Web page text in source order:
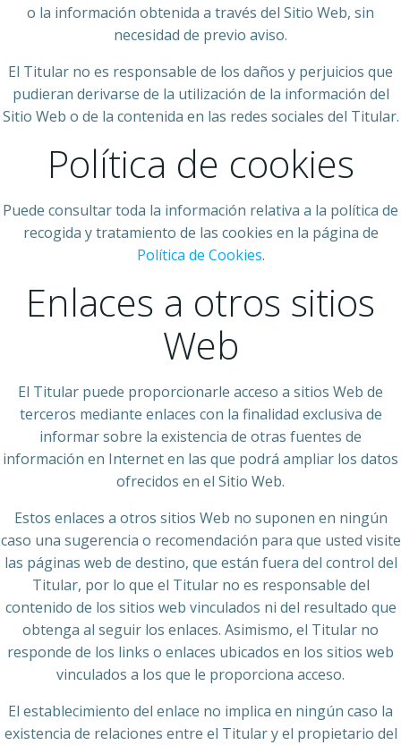
o la información obtenida a través del Sitio Web, sin
necesidad de previo aviso.
El Titular no es responsable de los daños y perjuicios que
pudieran derivarse de la utilización de la información del
Sitio Web o de la contenida en las redes sociales del Titular.
Política de cookies
Puede consultar toda la información relativa a la política de
recogida y tratamiento de las cookies en la página de
Política de Cookies.
Enlaces a otros sitios
Web
El Titular puede proporcionarle acceso a sitios Web de
terceros mediante enlaces con la finalidad exclusiva de
informar sobre la existencia de otras fuentes de
información en Internet en las que podrá ampliar los datos
ofrecidos en el Sitio Web.
Estos enlaces a otros sitios Web no suponen en ningún
caso una sugerencia o recomendación para que usted visite
las páginas web de destino, que están fuera del control del
Titular, por lo que el Titular no es responsable del
contenido de los sitios web vinculados ni del resultado que
obtenga al seguir los enlaces. Asimismo, el Titular no
responde de los links o enlaces ubicados en los sitios web
vinculados a los que le proporciona acceso.
El establecimiento del enlace no implica en ningún caso la
existencia de relaciones entre el Titular y el propietario del